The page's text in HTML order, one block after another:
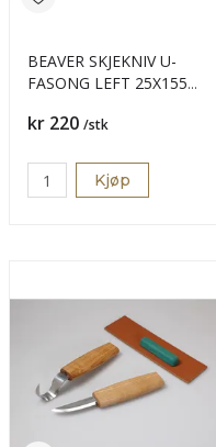
BEAVER SKJEKNIV U-
FASONG LEFT 25X155
Pris
kr 220 /stk
Kjøp